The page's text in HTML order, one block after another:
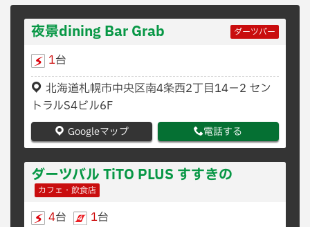
夜景dining Bar Grab ダーツバー
1台
北海道札幌市中央区南4条西2丁目14−2 セン
トラルS4ビル6F
Googleマップ 電話する
ダーツバル TiTO PLUS すすきの
カフェ・飲食店
4台 1台